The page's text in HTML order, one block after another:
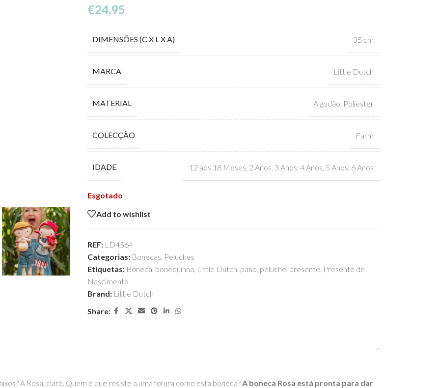
€24,95
DIMENSÕES (C X L X A) 35 cm
MARCA Little Dutch
MATERIAL Algodão Poliester
COLECÇÃO Farm
IDADE 12 aos 18 Meses 2 Anos 3 Anos 4 Anos 5 Anos 6 Anos
Esgotado
Add to wishlist
REF: LD4564
Categorias: Bonecas, Peluches
Etiquetas: Boneca, bonequinha, Little Dutch, pano, peluche, presente, Presente de
Nascimento
Brand: Little Dutch
Share:
A Rosa, claro. Quem é que resiste a uma fofura como esta boneca?A boneca Rosa está pronta para dar